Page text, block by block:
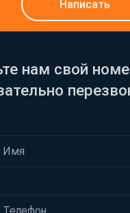
Написать
нам свой